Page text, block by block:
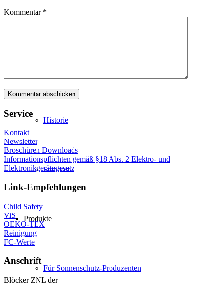
Historie
Standort
Produkte
Für Sonnenschutz-Produzenten
Kommentar *
Service
Kontakt
Newsletter
Broschüren Downloads
Informationspflichten gemäß §18 Abs. 2 Elektro- und
Elektronikgerätegesetz
Link-Empfehlungen
Child Safety
ViS
OEKO-TEX
Reinigung
FC-Werte
Anschrift
Blöcker ZNL der